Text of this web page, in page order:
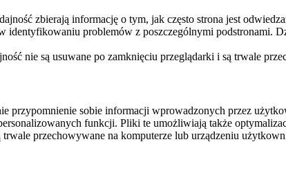
zbierają informację o tym, jak często strona jest
identyfikowaniu problemów z poszczególnymi podstronami.
nie są usuwane po zamknięciu przeglądarki i są trwale
przypomnienie sobie informacji wprowadzonych przez
funkcji. Pliki te umożliwiają także
przechowywane na komputerze lub urządzeniu